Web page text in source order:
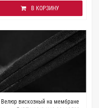
В КОРЗИНУ
Велюр вискозный на мембране